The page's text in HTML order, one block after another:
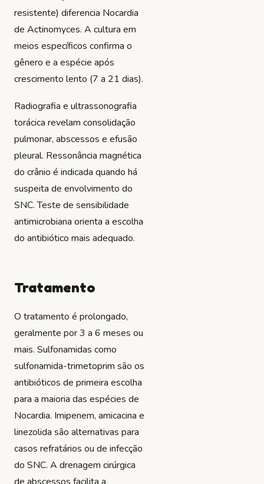
resistente) diferencia Nocardia
de Actinomyces. A cultura em
meios específicos confirma o
gênero e a espécie após
crescimento lento (7 a 21 dias).
Radiografia e ultrassonografia
torácica revelam consolidação
pulmonar, abscessos e efusão
pleural. Ressonância magnética
do crânio é indicada quando há
suspeita de envolvimento do
SNC. Teste de sensibilidade
antimicrobiana orienta a escolha
do antibiótico mais adequado.
Tratamento
O tratamento é prolongado,
geralmente por 3 a 6 meses ou
mais. Sulfonamidas como
sulfonamida-trimetoprim são os
antibióticos de primeira escolha
para a maioria das espécies de
Nocardia. Imipenem, amicacina e
linezolida são alternativas para
casos refratários ou de infecção
do SNC. A drenagem cirúrgica